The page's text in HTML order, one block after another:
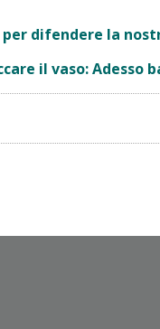
per difendere la
il vaso: Adesso